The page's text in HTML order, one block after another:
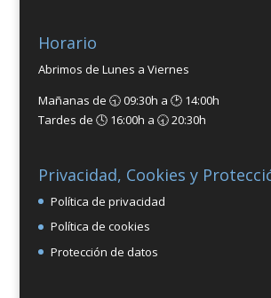
Horario
Abrimos de Lunes a Viernes
Mañanas de 🕤 09:30h a 🕑 14:00h
Tardes de 🕓 16:00h a 🕣 20:30h
Privacidad, Cookies y
Política de privacidad
Política de cookies
Protección de datos